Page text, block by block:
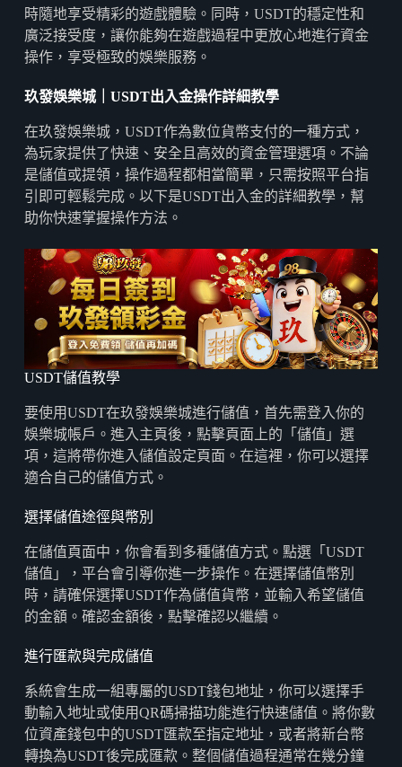
時隨地享受精彩的遊戲體驗。同時，USDT的穩定性和
廣泛接受度，讓你能夠在遊戲過程中更放心地進行資金
操作，享受極致的娛樂服務。
玖發娛樂城｜USDT出入金操作詳細教學
在玖發娛樂城，USDT作為數位貨幣支付的一種方式，
為玩家提供了快速、安全且高效的資金管理選項。不論
是儲值或提領，操作過程都相當簡單，只需按照平台指
引即可輕鬆完成。以下是USDT出入金的詳細教學，幫
助你快速掌握操作方法。
USDT儲值教學
要使用USDT在玖發娛樂城進行儲值，首先需登入你的
娛樂城帳戶。進入主頁後，點擊頁面上的「儲值」選
項，這將帶你進入儲值設定頁面。在這裡，你可以選擇
適合自己的儲值方式。
選擇儲值途徑與幣別
在儲值頁面中，你會看到多種儲值方式。點選「USDT
儲值」，平台會引導你進一步操作。在選擇儲值幣別
時，請確保選擇USDT作為儲值貨幣，並輸入希望儲值
的金額。確認金額後，點擊確認以繼續。
進行匯款與完成儲值
系統會生成一組專屬的USDT錢包地址，你可以選擇手
動輸入地址或使用QR碼掃描功能進行快速儲值。將你數
位資產錢包中的USDT匯款至指定地址，或者將新台幣
轉換為USDT後完成匯款。整個儲值過程通常在幾分鐘